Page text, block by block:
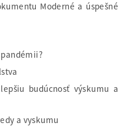
Moderné a úspešné
budúcnosť výskumu a
a vyskumu